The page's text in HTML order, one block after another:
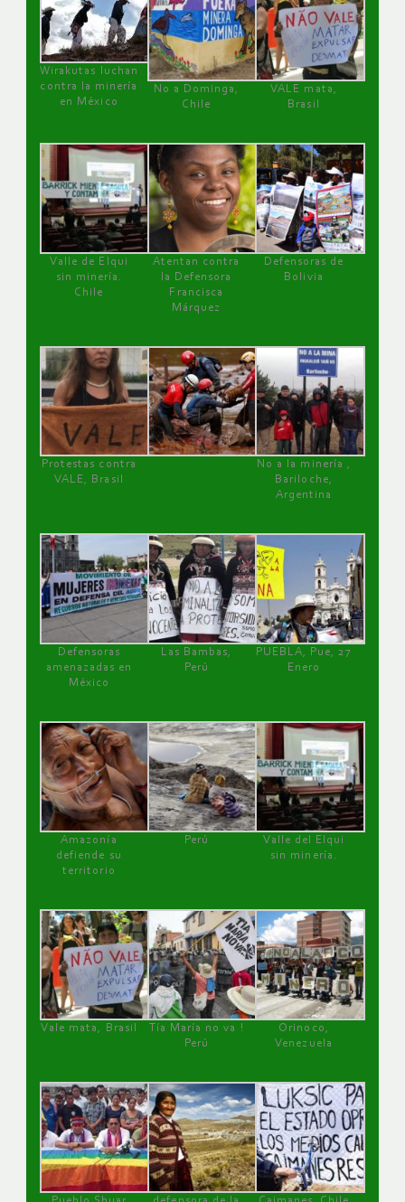
Wirakutas luchan
contra la minería
en México
No a Dominga,
Chile
VALE mata,
Brasil
Valle de Elqui
sin minería.
Chile
Atentan contra
la Defensora
Francisca
Márquez
Defensoras de
Bolivia
Protestas contra
VALE, Brasil
No a la minería ,
Bariloche,
Argentina
Defensoras
amenazadas en
México
Las Bambas,
Perú
PUEBLA, Pue, 27
Enero
Amazonía
defiende su
territorio
Perú
Valle del Elqui
sin minería.
Vale mata, Brasil
Tía María no va !
Perú
Orinoco,
Venezuela